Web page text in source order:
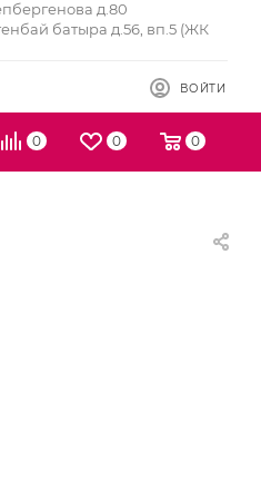
д.80
батыра д.56, вп.5 (ЖК
ВОЙТИ
0 0 0